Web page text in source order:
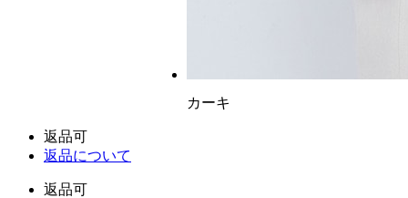
カーキ
返品可
返品について
返品可